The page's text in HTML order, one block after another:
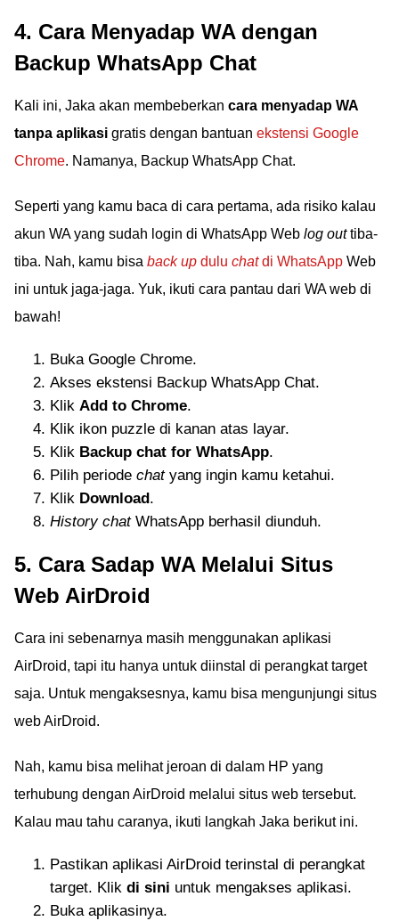
4. Cara Menyadap WA dengan
Backup WhatsApp Chat
Kali ini, Jaka akan membeberkan cara menyadap WA
tanpa aplikasi gratis dengan bantuan ekstensi Google
Chrome. Namanya, Backup WhatsApp Chat.
Seperti yang kamu baca di cara pertama, ada risiko kalau
akun WA yang sudah login di WhatsApp Web log outtiba-
tiba. Nah, kamu bisa back up dulu chatdi WhatsApp Web
ini untuk jaga-jaga. Yuk, ikuti cara pantau dari WA web di
bawah!
Buka Google Chrome.
Akses ekstensi Backup WhatsApp Chat.
Klik Add to Chrome.
Klik ikon puzzle di kanan atas layar.
Klik Backup chat for WhatsApp.
Pilih periode chatyang ingin kamu ketahui.
Klik Download .
History chatWhatsApp berhasil diunduh.
5. Cara Sadap WA Melalui Situs
Web AirDroid
Cara ini sebenarnya masih menggunakan aplikasi
AirDroid, tapi itu hanya untuk diinstal di perangkat target
saja. Untuk mengaksesnya, kamu bisa mengunjungi situs
web AirDroid.
Nah, kamu bisa melihat jeroan di dalam HP yang
terhubung dengan AirDroid melalui situs web tersebut.
Kalau mau tahu caranya, ikuti langkah Jaka berikut ini.
Pastikan aplikasi AirDroid terinstal di perangkat
target. Klik di sini untuk mengakses aplikasi.
Buka aplikasinya.